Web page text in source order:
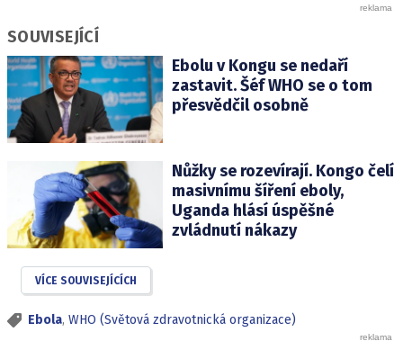
SOUVISEJÍCÍ
Ebolu v Kongu se nedaří
zastavit. Šéf WHO se o tom
přesvědčil osobně
Nůžky se rozevírají. Kongo čelí
masivnímu šíření eboly,
Uganda hlásí úspěšné
zvládnutí nákazy
VÍCE SOUVISEJÍCÍCH
Ebola, WHO (Světová zdravotnická organizace)